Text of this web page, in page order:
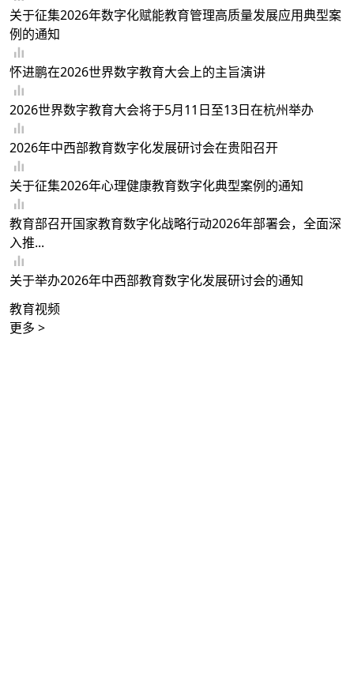
关于征集2026年数字化赋能教育管理高质量发展应用典型案
例的通知
怀进鹏在2026世界数字教育大会上的主旨演讲
2026世界数字教育大会将于5月11日至13日在杭州举办
2026年中西部教育数字化发展研讨会在贵阳召开
关于征集2026年心理健康教育数字化典型案例的通知
教育部召开国家教育数字化战略行动2026年部署会，全面深
入推...
关于举办2026年中西部教育数字化发展研讨会的通知
教育视频
更多 >